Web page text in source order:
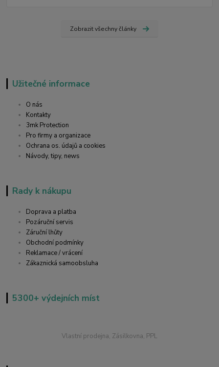
Zobrazit všechny články
Užitečné informace
O nás
Kontakty
3mk Protection
Pro firmy a organizace
Ochrana os. údajů a cookies
Návody, tipy, news
Rady k nákupu
Doprava a platba
Pozáruční servis
Záruční lhůty
Obchodní podmínky
Reklamace / vrácení
Zákaznická samoobsluha
5300+ výdejních míst
Vlastní prodejna, Zásilkovna, PPL